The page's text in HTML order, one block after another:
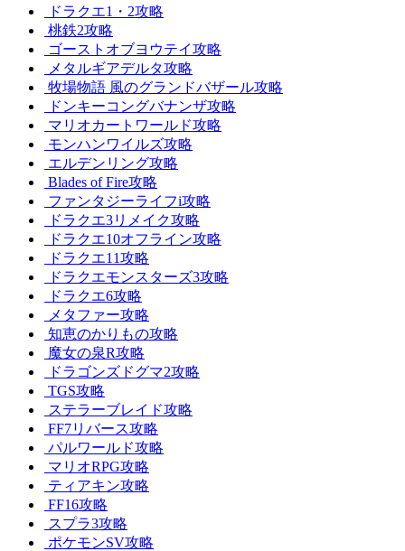
ドラクエ1・2攻略
桃鉄2攻略
ゴーストオブヨウテイ攻略
メタルギアデルタ攻略
牧場物語 風のグランドバザール攻略
ドンキーコングバナンザ攻略
マリオカートワールド攻略
モンハンワイルズ攻略
エルデンリング攻略
Blades of Fire攻略
ファンタジーライフi攻略
ドラクエ3リメイク攻略
ドラクエ10オフライン攻略
ドラクエ11攻略
ドラクエモンスターズ3攻略
ドラクエ6攻略
メタファー攻略
知恵のかりもの攻略
魔女の泉R攻略
ドラゴンズドグマ2攻略
TGS攻略
ステラーブレイド攻略
FF7リバース攻略
パルワールド攻略
マリオRPG攻略
ティアキン攻略
FF16攻略
スプラ3攻略
ポケモンSV攻略